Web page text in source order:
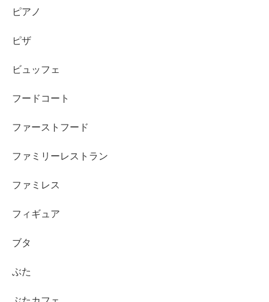
ピアノ
ピザ
ビュッフェ
フードコート
ファーストフード
ファミリーレストラン
ファミレス
フィギュア
ブタ
ぶた